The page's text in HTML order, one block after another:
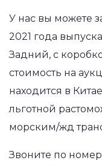
У нас вы можете
2021 года
Задний, с
стоимость на
находится в
льготной
морским/жд
Звоните по